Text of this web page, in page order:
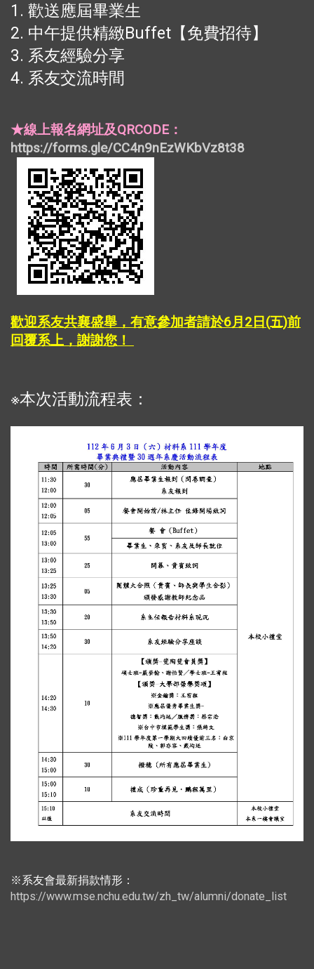
1. 歡送應屆畢業生
2. 中午提供精緻Buffet【免費招待】
3. 系友經驗分享
4. 系友交流時間
★線上報名網址及QRCODE：
https://forms.gle/CC4n9nEzWKbVz8t38
歡迎系友共襄盛舉，有意參加者請於6月2日(五)前
回覆系上，謝謝您！
※本次活動流程表：
※系友會最新捐款情形：
https://www.mse.nchu.edu.tw/zh_tw/alumni/donate_list